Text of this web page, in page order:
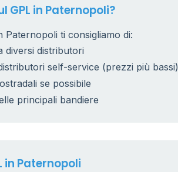
5
9
GPL in Paternopoli?
Paternopoli ti consigliamo di:
diversi distributori
self-service (prezzi più bassi)
se possibile
principali bandiere
in Paternopoli